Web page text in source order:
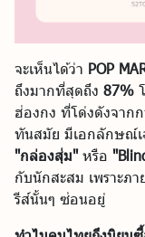
จะเห็นได้ว่า POP
ถึงมากที่สุดถึง 87%
ฮ่องกง ที่โด่งดังจาก
ทันสมัย มีเอกลักษณ์เ
"กล่องสุ่ม"หรือ
กับนักสะสม เพราะภา
รีส์นั้นๆ ซ่อนอยู่